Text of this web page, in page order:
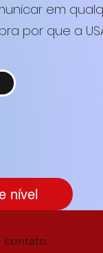
em
por que a
nível
contato